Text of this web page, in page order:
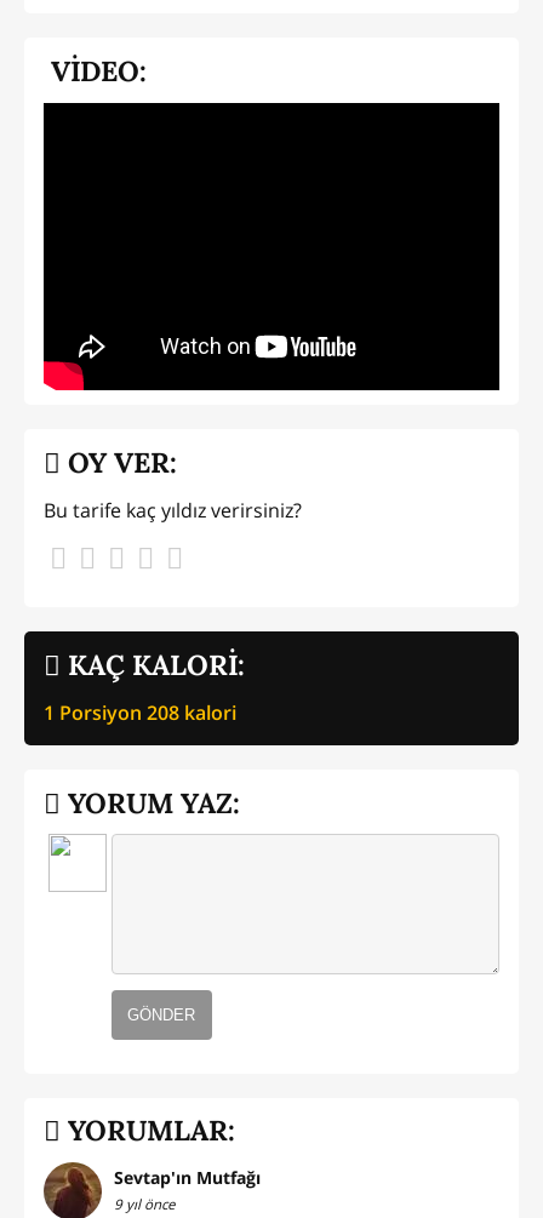
VİDEO:
KAÇ KALORİ:
1 Porsiyon 208 kalori
OY VER:
Bu tarife kaç yıldız verirsiniz?
YORUM YAZ:
GÖNDER
YORUMLAR:
Sevtap'ın Mutfağı
9 yıl önce